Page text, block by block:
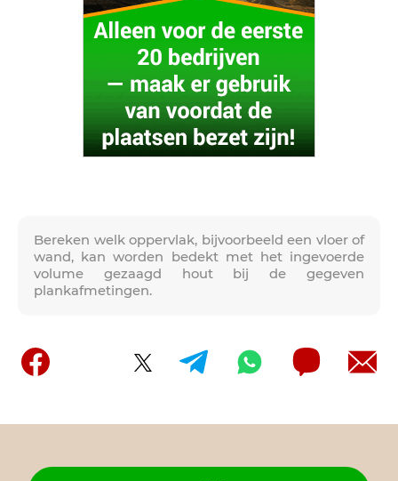
Bereken welk oppervlak, bijvoorbeeld een vloer of
wand, kan worden bedekt met het ingevoerde
volume gezaagd hout bij de gegeven
plankafmetingen.